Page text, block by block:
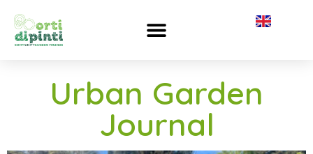
Urban Garden
Journal